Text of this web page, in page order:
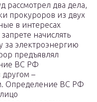
рассмотрел два дела,
прокуроров из двух
в интересах
начислять
за электроэнергию
предъявлял
ВС РФ
–
Определение ВС РФ